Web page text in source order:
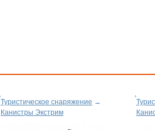
Туристическое снаряжение →
Канистры Экстрим